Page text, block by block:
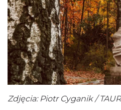
Zdjęcia: Piotr Cyganik /